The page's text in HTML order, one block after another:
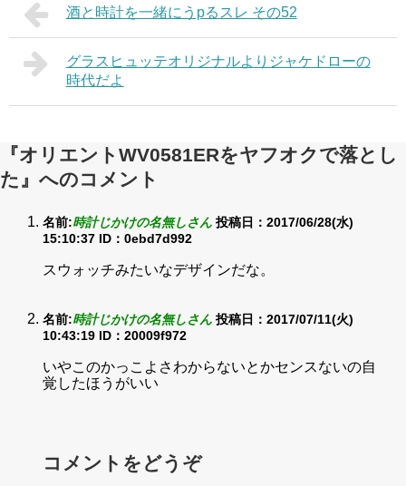
酒と時計を一緒にうpるスレ その52
グラスヒュッテオリジナルよりジャケドローの
時代だよ
『オリエントWV0581ERをヤフオクで落とし
た』へのコメント
名前:時計じかけの名無しさん 投稿日：2017/06/28(水)
15:10:37 ID：0ebd7d992
スウォッチみたいなデザインだな。
名前:時計じかけの名無しさん 投稿日：2017/07/11(火)
10:43:19 ID：20009f972
いやこのかっこよさわからないとかセンスないの自
覚したほうがいい
コメントをどうぞ